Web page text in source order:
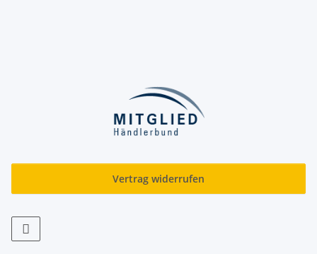
Vertrag widerrufen